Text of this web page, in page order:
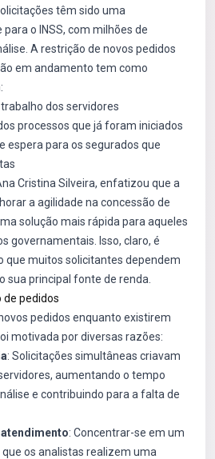
têm sido uma
o INSS, com milhões de
A restrição de novos pedidos
em andamento tem como
dos servidores
processos que já foram iniciados
espera para os segurados que
Cristina Silveira, enfatizou que a
a agilidade na concessão de
solução mais rápida para aqueles
governamentais. Isso, claro, é
que muitos solicitantes dependem
sua principal fonte de renda.
de pedidos
pedidos enquanto existirem
motivada por diversas razões:
: Solicitações simultâneas criavam
aumentando o tempo
e contribuindo para a falta de
: Concentrar-se em um
os analistas realizem uma